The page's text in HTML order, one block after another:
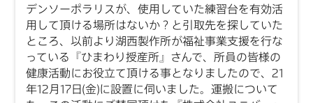
デンソーポラリスが、使用していた練習台を有効活
用して頂ける場所はないか？と引取先を探していた
ところ​、以前より湖西製作所が福祉事業支援を行な
っている『ひまわり授産所』さんで、所員の皆様の
健康活動にお役立て頂け​る事となりましたので、21
年12月17日(金)に設置に伺いました。運搬について